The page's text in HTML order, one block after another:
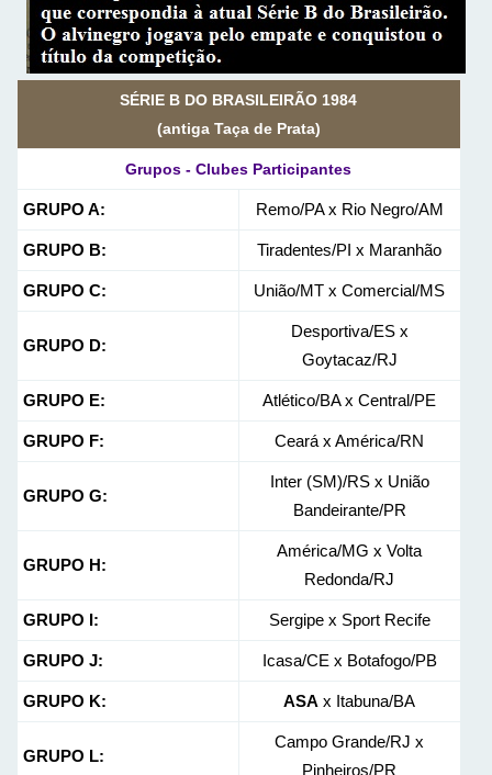
SÉRIE B DO BRASILEIRÃO 1984
(antiga Taça de Prata)
Grupos - Clubes Participantes
GRUPO A: Remo/PA x Rio Negro/AM
GRUPO B: Tiradentes/PI x Maranhão
GRUPO C: União/MT x Comercial/MS
GRUPO D:
Desportiva/ES x
Goytacaz/RJ
GRUPO E: Atlético/BA x Central/PE
GRUPO F: Ceará x América/RN
GRUPO G:
Inter (SM)/RS x União
Bandeirante/PR
GRUPO H:
América/MG x Volta
Redonda/RJ
GRUPO I: Sergipe x Sport Recife
GRUPO J: Icasa/CE x Botafogo/PB
GRUPO K: ASA x Itabuna/BA
GRUPO L:
Campo Grande/RJ x
Pinheiros/PR